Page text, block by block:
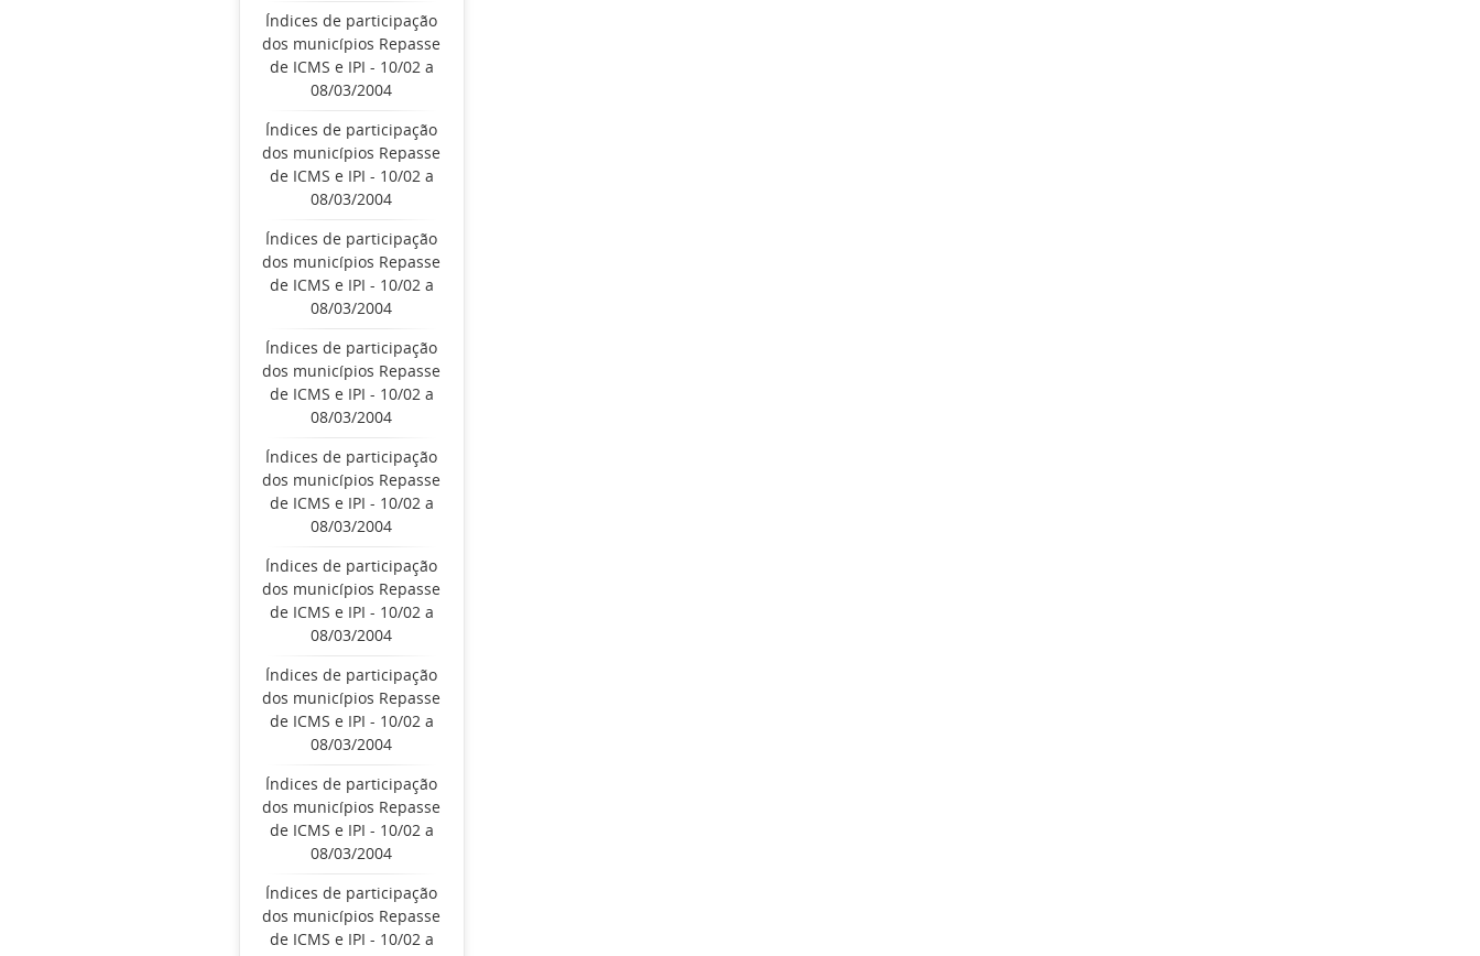
Índices de participação
dos municípios Repasse
de ICMS e IPI - 10/02 a
08/03/2004
Índices de participação
dos municípios Repasse
de ICMS e IPI - 10/02 a
08/03/2004
Índices de participação
dos municípios Repasse
de ICMS e IPI - 10/02 a
08/03/2004
Índices de participação
dos municípios Repasse
de ICMS e IPI - 10/02 a
08/03/2004
Índices de participação
dos municípios Repasse
de ICMS e IPI - 10/02 a
08/03/2004
Índices de participação
dos municípios Repasse
de ICMS e IPI - 10/02 a
08/03/2004
Índices de participação
dos municípios Repasse
de ICMS e IPI - 10/02 a
08/03/2004
Índices de participação
dos municípios Repasse
de ICMS e IPI - 10/02 a
08/03/2004
Índices de participação
dos municípios Repasse
de ICMS e IPI - 10/02 a